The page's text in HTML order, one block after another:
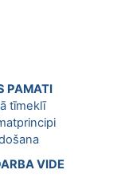
PAMATI
tīmeklī
VIDE